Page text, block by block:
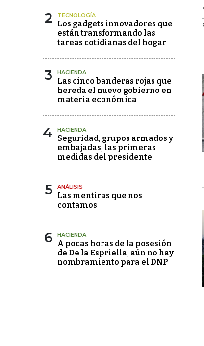
2 TECNOLOGÍA
Los gadgets innovadores que
están transformando las
tareas cotidianas del hogar
3 HACIENDA
Las cinco banderas rojas que
hereda el nuevo gobierno en
materia económica
4 HACIENDA
Seguridad, grupos armados y
embajadas, las primeras
medidas del presidente
5 ANÁLISIS
Las mentiras que nos
contamos
6 HACIENDA
A pocas horas de la posesión
de De la Espriella, aún no hay
nombramiento para el DNP